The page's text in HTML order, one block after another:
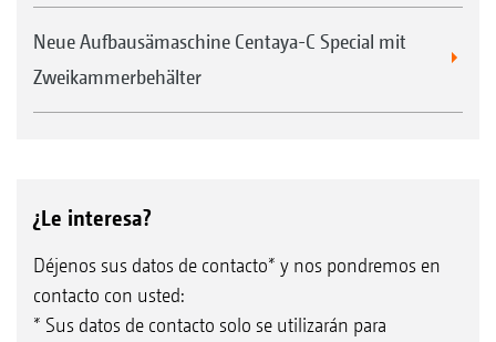
Neue Aufbausämaschine Centaya-C Special mit
Zweikammerbehälter
¿Le interesa?
Déjenos sus datos de contacto* y nos pondremos en
contacto con usted:
* Sus datos de contacto solo se utilizarán para